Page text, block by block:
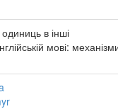
в інші
мові: